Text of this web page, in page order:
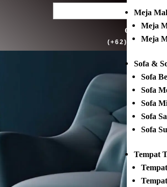
OPEN
(+62) 81 229
Meja
Meja
Meja
Sofa &
Sofa
Sofa
Sofa
Sofa
Sofa
Tempat